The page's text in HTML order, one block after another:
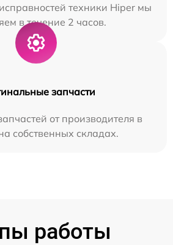
техники Hiper мы
в течение 2 часов.
запчасти
от производителя в
собственных складах.
работы